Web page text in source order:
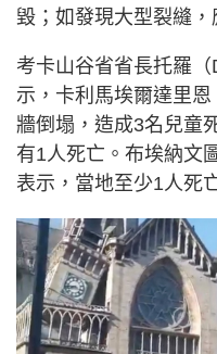
毀；如發現大型裂縫，
考卡山谷省省長托羅
示，卡利馬埃爾達里
牆倒塌，造成3名兒童
有1人死亡。布埃納文
表示，當地至少1人死